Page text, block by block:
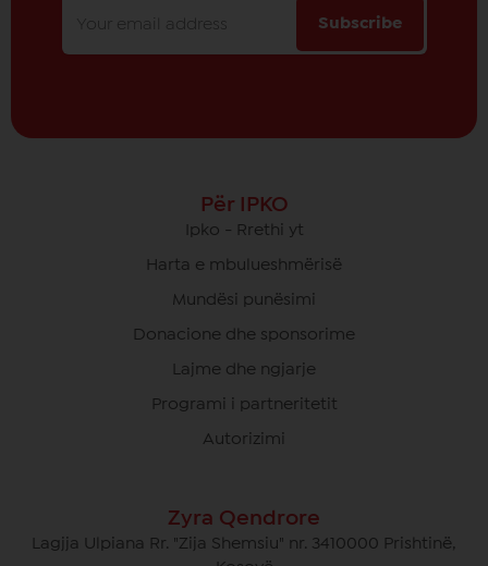
Subscribe
Për IPKO
Ipko - Rrethi yt
Harta e mbulueshmërisë
Mundësi punësimi
Donacione dhe sponsorime
Lajme dhe ngjarje
Programi i partneritetit
Autorizimi
Zyra Qendrore
Lagjja Ulpiana Rr. "Zija Shemsiu" nr. 3410000 Prishtinë,